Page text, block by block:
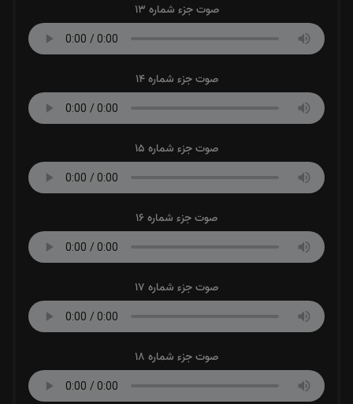
صوت جزء شماره 13
صوت جزء شماره 14
صوت جزء شماره 15
صوت جزء شماره 16
صوت جزء شماره 17
صوت جزء شماره 18